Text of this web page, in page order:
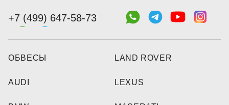
+7 (499) 647-58-73
ОБВЕСЫ
AUDI
LAND ROVER
LEXUS